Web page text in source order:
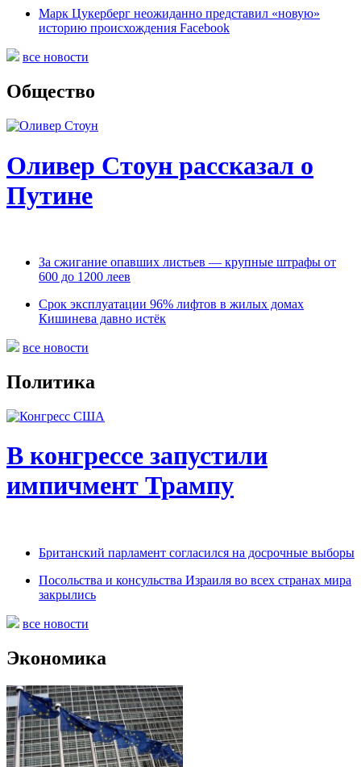
Марк Цукерберг неожиданно представил «новую»
историю происхождения Facebook
все новости
Общество
Оливер Стоун рассказал о
Путине
За сжигание опавших листьев — крупные штрафы от
600 до 1200 леев
Срок эксплуатации 96% лифтов в жилых домах
Кишинева давно истёк
все новости
Политика
В конгрессе запустили
импичмент Трампу
Британский парламент согласился на досрочные выборы
Посольства и консульства Израиля во всех странах мира
закрылись
все новости
Экономика